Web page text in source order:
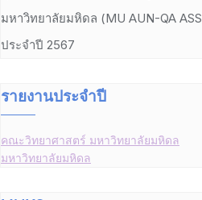
มหาวิทยาลัยมหิดล (MU AUN-QA
ประจำปี 2567
รายงานประจำปี
คณะวิทยาศาสตร์ มหาวิทยาลัยมหิดล
มหาวิทยาลัยมหิดล